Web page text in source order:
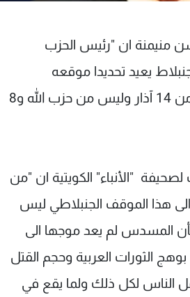
منيمنة ان "رئيس الحزب
جنبلاط يعيد تحديدا موقعه
الوسطي انما القريب من 14 آذار وليس من حزب الله و8
"الأنباء" الكويتية ان "من
الى هذا الموقف الجنبلاطي ليس
المسدس لم يعد موجها الى
الثورات العربية وحجم القتل
الناس لكل ذلك ولما يقع في
وظائف
تواصل معنا
شروط الإسـتخدام
سياسة الخصوصية